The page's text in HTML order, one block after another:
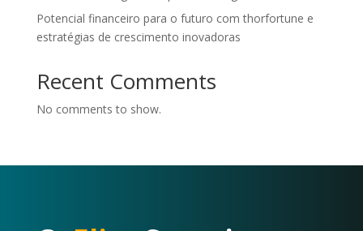
Potencial financeiro para o futuro com thorfortune e
estratégias de crescimento inovadoras
Recent Comments
No comments to show.